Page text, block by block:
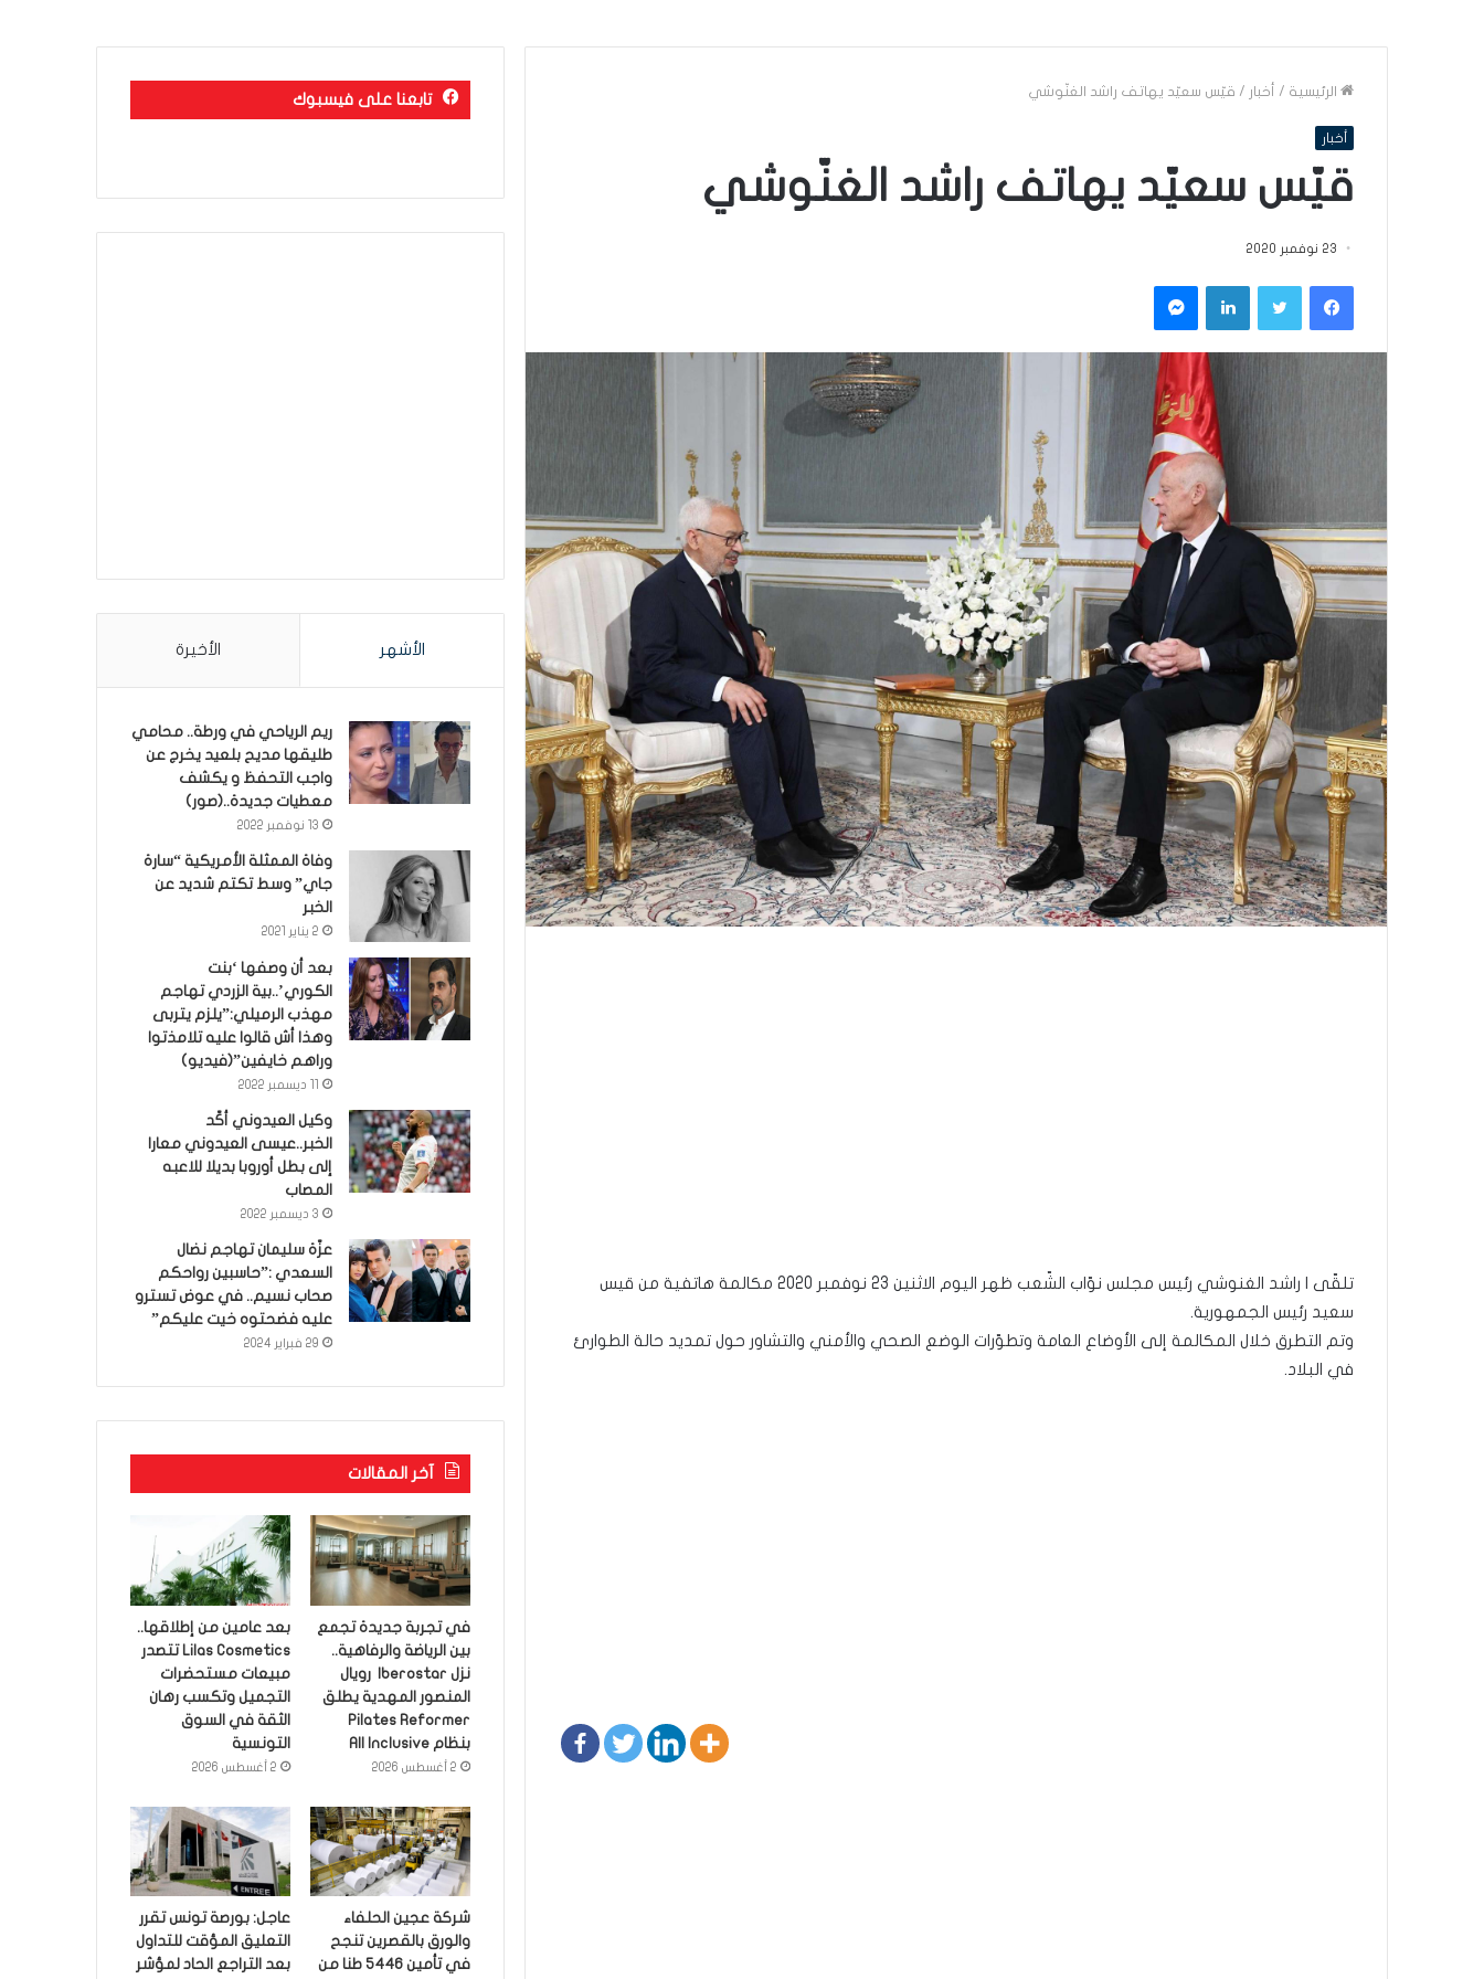
الرئيسية / أخبار / قيّس سعيّد يهاتف راشد الغنّوشي
أخبار
قيّس سعيّد يهاتف راشد الغنّوشي
23 نوفمبر 2020
فيسبوكتويتر لينكدإن ماسنجر
تلقّى ا راشد الغنوشي رئيس مجلس نوّاب الشّعب ظهر اليوم الاثنين 23 نوفمبر 2020 مكالمة هاتفية من قيس
سعيد رئيس الجمهورية.
وتم التطرق خلال المكالمة إلى الأوضاع العامة وتطوّرات الوضع الصحي والأمني والتشاور حول تمديد حالة الطوارئ
في البلاد.
تابعنا على فيسبوك
الأشهر الأخيرة
ريم الرياحي في ورطة.. محامي
طليقها مديح بلعيد يخرج عن
واجب التحفظ و يكشف
معطيات جديدة..(صور)
13 نوفمبر 2022
وفاة الممثلة الأمريكية “سارة
جاي” وسط تكتم شديد عن
الخبر
2 يناير 2021
بعد أن وصفها ‘بنت
الكوري’..بية الزردي تهاجم
مهذب الرميلي:”يلزم يتربى
وهذا أش قالوا عليه تلامذتوا
وراهم خايفين”(فيديو)
وكيل العيدوني أكّد
الخبر..عيسى العيدوني معارا
إلى بطل أوروبا بديلا للاعبه
المصاب
3 ديسمبر 2022
عزّة سليمان تهاجم نضال
السعدي :”حاسبين رواحكم
صحاب نسيم.. في عوض تسترو
عليه فضحتوه خيت عليكم”
29 فبراير 2024
آخر المقالات
في تجربة جديدة تجمع
بين الرياضة والرفاهية..
نزل Iberostar رويال
المنصور المهدية يطلق
Pilates Reformer
بنظام All Inclusive
2 أغسطس 2026
بعد عامين من إطلاقها..
Lilas Cosmetics تتصدر
مبيعات مستحضرات
التجميل وتكسب رهان
الثقة في السوق
التونسية
2 أغسطس 2026
شركة عجين الحلفاء
والورق بالقصرين تنجح
في تأمين 5446 طنا من
عاجل: بورصة تونس تقرر
التعليق المؤقت للتداول
بعد التراجع الحاد لمؤشر